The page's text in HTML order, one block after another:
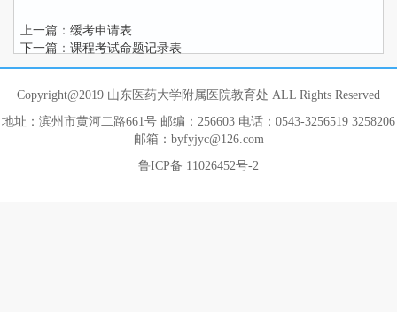
上一篇 ： 缓考申请表
下一篇 ： 课程考试命题记录表
Copyright@2019 山东医药大学附属医院教育处 ALL Rights Reserved
地址：滨州市黄河二路661号 邮编：256603 电话：0543-3256519 3258206
邮箱：byfyjyc@126.com
鲁ICP备 11026452号-2